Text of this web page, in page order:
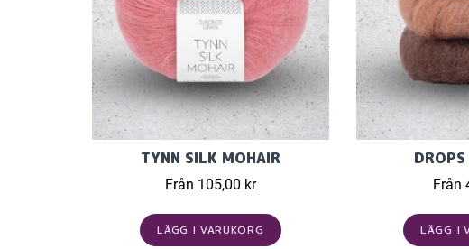
TYNN SILK MOHAIR
Från 105,00 kr
LÄGG I VARUKORG
Från
LÄGG I